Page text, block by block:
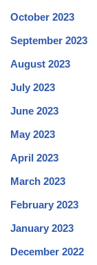
October 2023
September 2023
August 2023
July 2023
June 2023
May 2023
April 2023
March 2023
February 2023
January 2023
December 2022